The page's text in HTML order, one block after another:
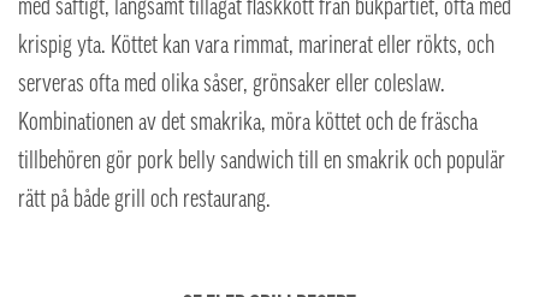
med saftigt, långsamt tillagat fläskkött från bukpartiet, ofta med
krispig yta. Köttet kan vara rimmat, marinerat eller rökts, och
serveras ofta med olika såser, grönsaker eller coleslaw.
Kombinationen av det smakrika, möra köttet och de fräscha
tillbehören gör pork belly sandwich till en smakrik och populär
rätt på både grill och restaurang.